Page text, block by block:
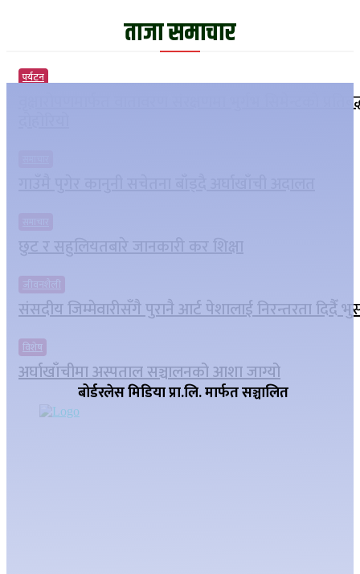
ताजा समाचार
पर्यटन
वृक्षारोपणमार्फत वातावरण संरक्षणमा भुर्गभ सिमेन्टको
छुट र सहुलियतबारे जानकारी कर शिक्षा
जीवनशैली
संसदीय जिम्मेवारीसँगै पुरानै आर्ट पेशालाई निरन्तरता दिदैँ
विशेष
अर्घाखाँचीमा अस्पताल सञ्चालनको आशा जाग्यो
बोर्डरलेस मिडिया प्रा.लि. मार्फत सञ्चालित